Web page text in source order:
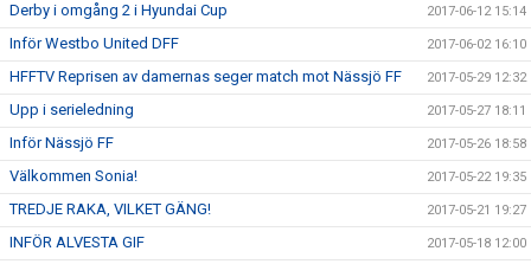
Derby i omgång 2 i Hyundai Cup 2017-06-12 15:14
Inför Westbo United DFF 2017-06-02 16:10
HFFTV Reprisen av damernas seger match mot Nässjö FF 2017-05-29 12:32
Upp i serieledning 2017-05-27 18:11
Inför Nässjö FF 2017-05-26 18:58
Välkommen Sonia! 2017-05-22 19:35
TREDJE RAKA, VILKET GÄNG! 2017-05-21 19:27
INFÖR ALVESTA GIF 2017-05-18 12:00